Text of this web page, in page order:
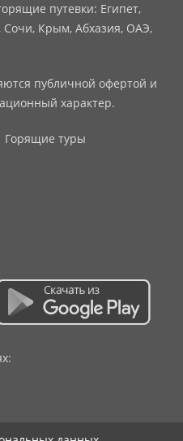
путевки: Египет,
Крым, Абхазия, ОАЭ,
публичной офертой и
характер.
Горящие туры